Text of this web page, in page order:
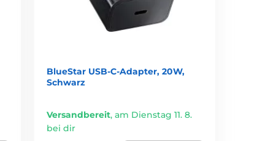
BlueStar USB-C-Adapter, 20W,
Schwarz
Versandbereit,am Dienstag 11. 8.
bei dir